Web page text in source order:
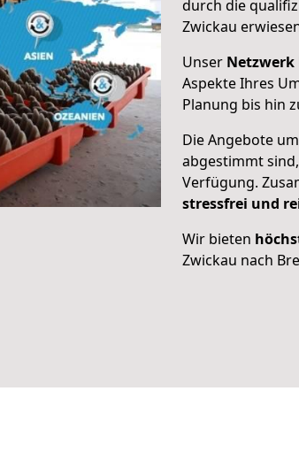
durch die
Zwickau
Unser Netzwerk
Aspekte Ihres
Planung bis hin
Die Angebote
abgestimmt
Verfügung.
stressfrei und
Wir bieten
Zwickau nach